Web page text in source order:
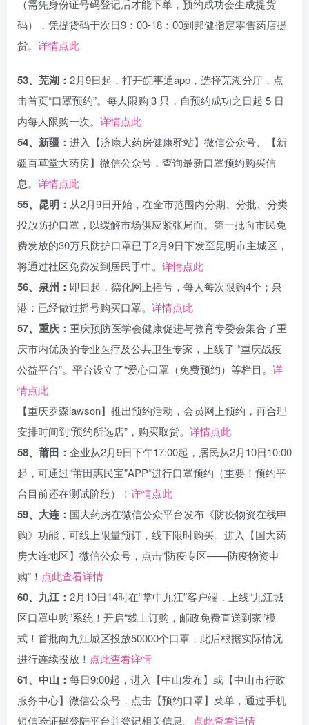
（需凭身份证号码登记后才能下单，预约成功会生成提货
码），凭提货码于次日9：00-18：00到邦健指定零售药店提
货。详情点此
53、芜湖： 2月9日起，打开皖事通app，选择芜湖分厅，点
击首页“口罩预约”。每人限购 3 只，自预约成功之日起 5 日
内每人限购一次。 详情点此
54、新疆： 进入【济康大药房健康驿站】微信公众号、【新
疆百草堂大药房】微信公众号，查询最新口罩预约购买信
息。 详情点此
55、昆明： 从2月9日开始，在全市范围内分期、分批、分类
投放防护口罩，以缓解市场供应紧张局面。第一批向市民免
费发放的30万只防护口罩已于2月9日下发至昆明市主城区，
将通过社区免费发到居民手中。 详情点此
56、泉州： 即日起，德化网上摇号，每人每次限购4个；泉
港：已经做过摇号购买口罩。 详情点此
57、重庆： 重庆预防医学会健康促进与教育专委会集合了重
庆市内优质的专业医疗及公共卫生专家，上线了 “重庆战疫
公益平台”。平台设立了“爱心口罩（免费预约）等栏目。 详
情点此
【重庆罗森lawson】推出预约活动，会员网上预约，再合理
安排时间到“预约所选店”，购买取货。 详情点此
58、莆田： 企业从2月9日下午17:00起，居民从2月10日10:00
起，可通过“莆田惠民宝”APP“进行口罩预约（重要！预约平
台目前还在测试阶段）！ 详情点此
59、大连： 国大药房在微信公众平台发布《防疫物资在线申
购》功能，可线上限量预订，线下限时购买。进入【国大药
房大连地区】微信公众号，点击“防疫专区——防疫物资申
购”！ 点此查看详情
60、九江： 2月10日14时在“掌中九江”客户端，上线“九江城
区口罩申购”系统！开启“线上订购，邮政免费直送到家”模
式！首批向九江城区投放50000个口罩，此后根据实际情况
进行连续投放！ 点此查看详情
61、中山： 每日9:00起，进入【中山发布】或【中山市行政
服务中心】微信公众号，点击【预约口罩】菜单，通过手机
短信验证码登陆平台并登记相关信息。 点此查看详情